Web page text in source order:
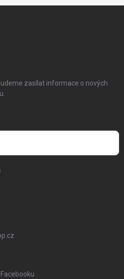
zasílat informace o nových